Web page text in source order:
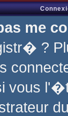
me
?
vous